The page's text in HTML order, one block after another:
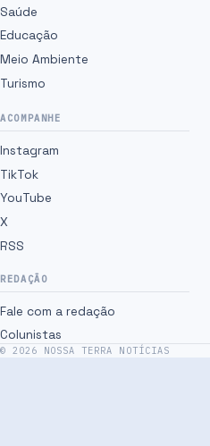
Saúde
Educação
Meio Ambiente
Turismo
ACOMPANHE
Instagram
TikTok
YouTube
X
RSS
REDAÇÃO
Fale com a redação
Colunistas
©2026 NOSSA TERRA NOTÍCIAS